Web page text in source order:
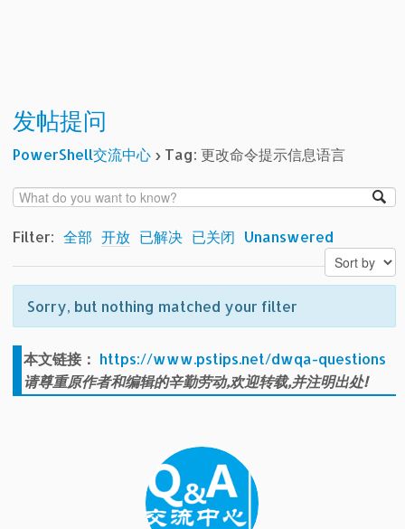
发帖提问
PowerShell交流中心 › Tag: 更改命令提示信息语言
Filter: 全部 开放 已解决 已关闭 Unanswered
Sorry, but nothing matched your filter
本文链接： https://www.pstips.net/dwqa-questions
请尊重原作者和编辑的辛勤劳动,欢迎转载,并注明出处!